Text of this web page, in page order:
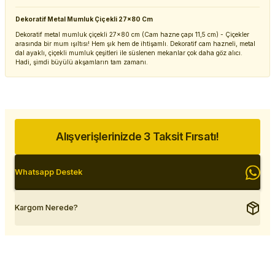
Dekoratif Metal Mumluk Çiçekli 27x80 Cm
Dekoratif metal mumluk çiçekli 27x80 cm (Cam hazne çapı 11,5 cm) - Çiçekler
arasında bir mum ışıltısı! Hem şık hem de ihtişamlı. Dekoratif cam hazneli, metal
dal ayaklı, çiçekli mumluk çeşitleri ile süslenen mekanlar çok daha göz alıcı.
Hadi, şimdi büyülü akşamların tam zamanı.
Alışverişlerinizde 3 Taksit Fırsatı!
Whatsapp Destek
Kargom Nerede?